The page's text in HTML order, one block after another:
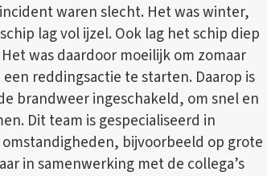
waren slecht. Het was winter,
lag vol ijzel. Ook lag het schip diep
was daardoor moeilijk om zomaar
reddingsactie te starten. Daarop is
brandweer ingeschakeld, om snel en
Dit team is gespecialiseerd in
bijvoorbeeld op grote
in samenwerking met de collega’s